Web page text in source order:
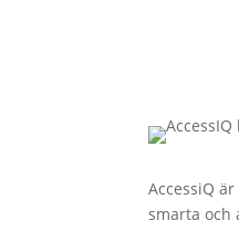
AccessiQ
smarta och